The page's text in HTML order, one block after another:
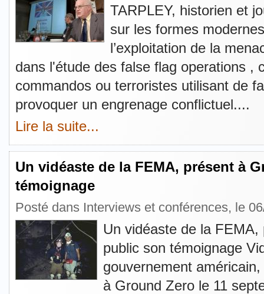
TARPLEY, historien et
sur les formes
l’exploitation de la
dans l'étude des false flag operations ,
commandos ou terroristes utilisant de
provoquer un engrenage conflictuel....
Lire la suite...
Un vidéaste de la FEMA, présent à
témoignage
Posté dans Interviews et conférences, le
Un vidéaste de la
public son témoignage
gouvernement
à Ground Zero le 11